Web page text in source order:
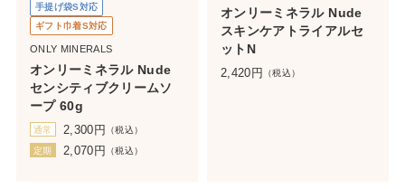
手提げ袋S対応
ギフト巾着S対応
ONLY MINERALS
オンリーミネラル Nude
センシティブクリームソ
ープ 60g
通常 2,300 円 （税込）
定期 2,070 円 （税込）
オンリーミネラル Nude
スキンケアトライアルセ
ットN
2,420 円 （税込）